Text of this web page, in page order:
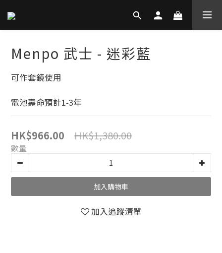
Menpo 武士 - 迷彩藍
可作套鏡使用
電池壽命預計1-3年
HK$966.00 HK$1,380.00
數量
加入購物車
加入追蹤清單